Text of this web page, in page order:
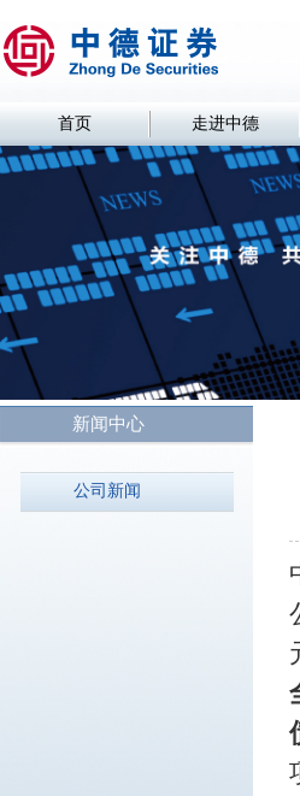
首页 走进中德
新闻中心
公司新闻